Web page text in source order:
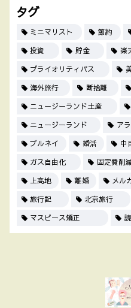
タグ
ミニマリスト 節約
投資
貯金 楽
プライオリティパス
海外旅行
断捨離
ニュージーランド土産
ニュージーランド
ア
ブルネイ
婚活 中
ガス自由化
固定費削
上高地
離婚 メル
旅行記
北京旅行
マスピース矯正